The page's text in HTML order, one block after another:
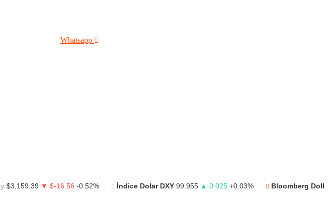
Whatsapp
$3,159.39 ▼ $-16.56 -0.52% Índice Dolar DXY 99.955 ▲ 0.025 +0.03% Bloomberg